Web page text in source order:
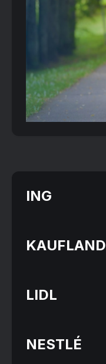
ING
KAUFLAND
LIDL
NESTLÉ